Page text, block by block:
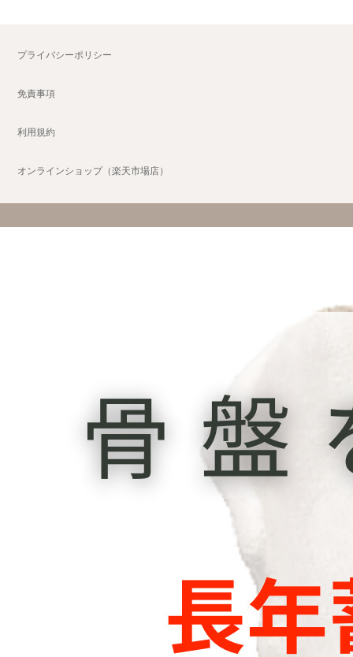
プライバシーポリシー
免責事項
利用規約
オンラインショップ（楽天市場店）